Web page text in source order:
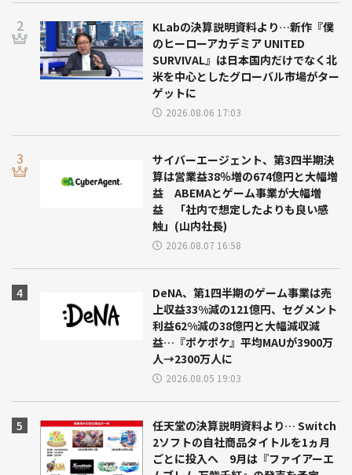
KLabの決算説明資料より…新作『僕
のヒーローアカデミア UNITED
SURVIVAL』は日本国内だけでなく北
米を中心としたグローバル市場がター
ゲットに
2026.08.06 17:03
サイバーエージェント、第3四半期決
算は営業益38％増の674億円と大幅増
益 ABEMAとゲーム事業が大幅増
益 「社内で想定したよりも良い感
触」(山内社長)
2026.08.07 16:58
DeNA、第1四半期のゲーム事業は売
上収益33%減の121億円、セグメント
利益62%減の38億円と大幅減収減
益…『ポケポケ』平均MAUが3900万
人→2300万人に
2026.08.05 19:03
任天堂の決算説明資料より… Switch
2ソフトの自社商品タイトルを1ヵ月
ごとに投入へ 9月は『ファイアーエ